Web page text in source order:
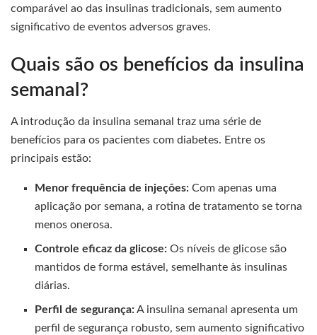
comparável ao das insulinas tradicionais, sem aumento
significativo de eventos adversos graves.
Quais são os benefícios da insulina
semanal?
A introdução da insulina semanal traz uma série de
benefícios para os pacientes com diabetes. Entre os
principais estão:
Menor frequência de injeções: Com apenas uma
aplicação por semana, a rotina de tratamento se torna
menos onerosa.
Controle eficaz da glicose: Os níveis de glicose são
mantidos de forma estável, semelhante às insulinas
diárias.
Perfil de segurança:A insulina semanal apresenta um
perfil de segurança robusto, sem aumento significativo